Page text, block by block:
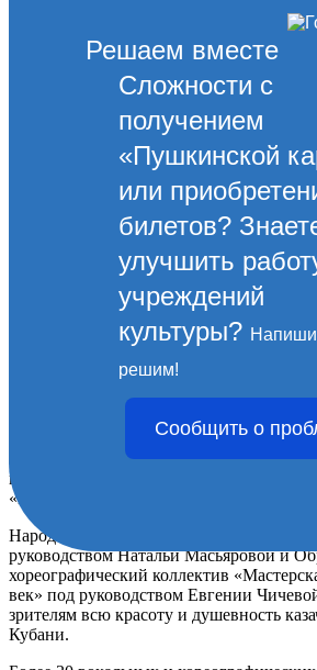
Решаем вместе
Сложности с
получением
«Пушкинской
или
билетов?
улучшить
учреждений
культуры?
решим!
Сообщить о
Фестиваль казачьей
культуры «Братья
Коллективы Городского центра
приняли участие в IX открытом
«Братья казаки», который прошел в
Народный ансамбль казачьей песни
руководством Натальи Масьяровой и
хореографический коллектив
век» под руководством Евгении
зрителям всю красоту и душевность
Кубани.